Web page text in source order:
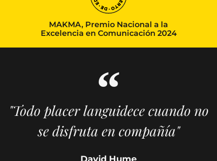
MAKMA, Premio Nacional a la
Excelencia en Comunicación 2024
"Todo placer languidece cuando no
se disfruta en compañía"